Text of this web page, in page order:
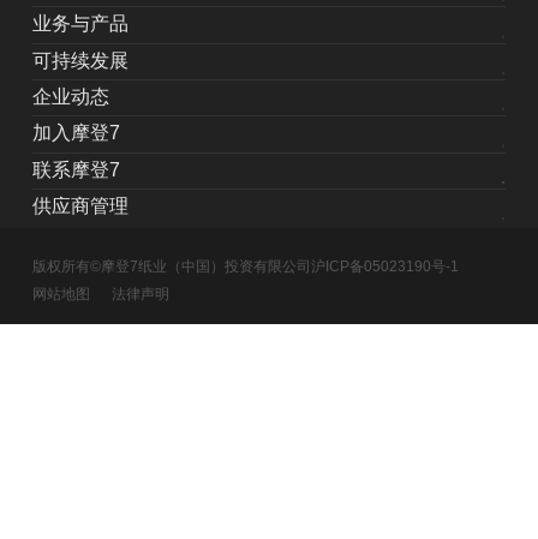
业务与产品
可持续发展
企业动态
加入摩登7
联系摩登7
供应商管理
版权所有©摩登7纸业（中国）投资有限公司沪ICP备05023190号-1
网站地图
法律声明